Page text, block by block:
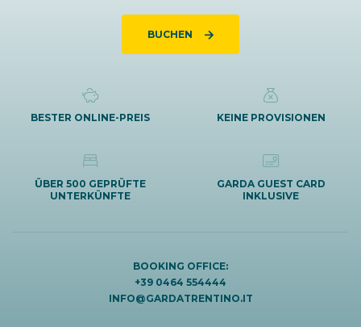
BUCHEN
BESTER ONLINE-PREIS KEINE PROVISIONEN
ÜBER 500 GEPRÜFTE
UNTERKÜNFTE
GARDA GUEST CARD
INKLUSIVE
BOOKING OFFICE:
+39 0464 554444
INFO@GARDATRENTINO.IT